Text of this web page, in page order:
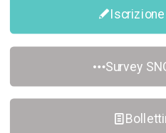
Survey